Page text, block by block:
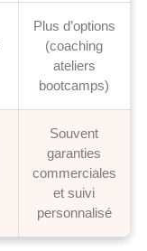
Plus d’options
(coaching
ateliers
bootcamps)
Souvent
garanties
commerciales
et suivi
personnalisé